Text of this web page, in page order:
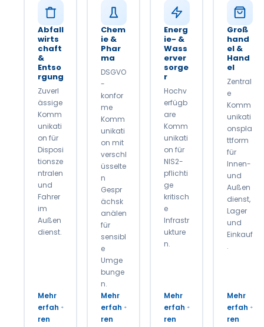
Abfall
wirts
chaft
&
Entso
rgung
Zuverl
ässige
Komm
unikati
on für
Disposi
tionsze
ntralen
und
Fahrer
im
Außen
dienst.
Mehr
erfah
ren
Chem
ie &
Phar
ma
DSGVO
-
konfor
me
Komm
unikati
on mit
verschl
üsselte
n
Gespr
ächsk
anälen
für
sensibl
e
Umge
bunge
n.
Mehr
erfah
ren
Energ
ie- &
Wass
erver
sorge
r
Hochv
erfügb
are
Komm
unikati
on für
NIS2-
pflichti
ge
kritisch
e
Infrastr
ukture
n.
Mehr
erfah
ren
Groß
hand
el &
Hand
el
Zentral
e
Komm
unikati
onspla
ttform
für
Innen-
und
Außen
dienst,
Lager
und
Einkauf
.
Mehr
erfah
ren